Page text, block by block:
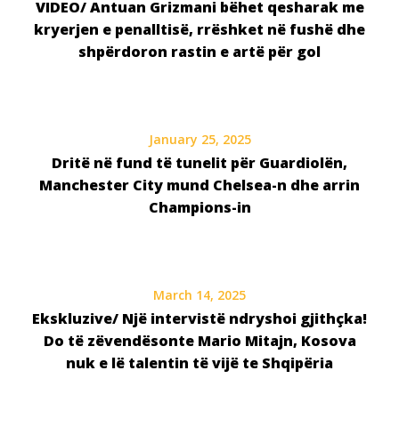
VIDEO/ Antuan Grizmani bëhet qesharak me
kryerjen e penalltisë, rrëshket në fushë dhe
shpërdoron rastin e artë për gol
January 25, 2025
Dritë në fund të tunelit për Guardiolën,
Manchester City mund Chelsea-n dhe arrin
Champions-in
March 14, 2025
Ekskluzive/ Një intervistë ndryshoi gjithçka!
Do të zëvendësonte Mario Mitajn, Kosova
nuk e lë talentin të vijë te Shqipëria